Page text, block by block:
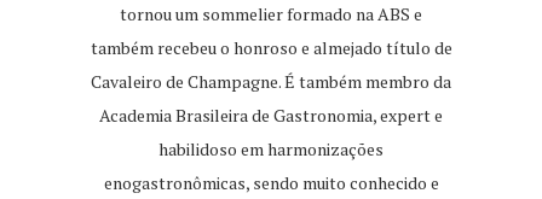
tornou um sommelier formado na ABS e
também recebeu o honroso e almejado título de
Cavaleiro de Champagne. É também membro da
Academia Brasileira de Gastronomia, expert e
habilidoso em harmonizações
enogastronômicas, sendo muito conhecido e